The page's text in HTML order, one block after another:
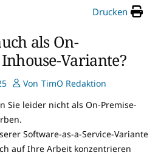
Drucken
als On-
Variante?
Von TimO Redaktion
Sie leider nicht als On-Premise-
Software-as-a-Service-Variante
auf Ihre Arbeit konzentrieren